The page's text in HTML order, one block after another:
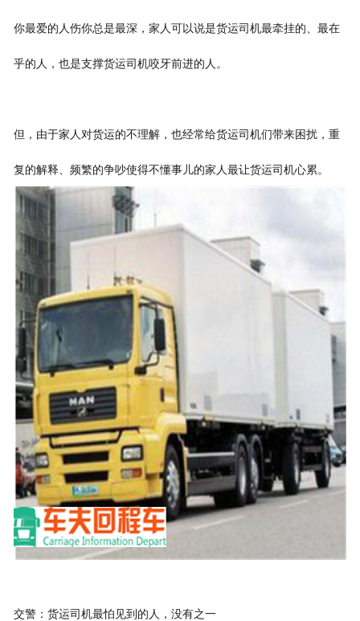
你最爱的人伤你总是最深，家人可以说是货运司机最牵挂的、最在
乎的人，也是支撑货运司机咬牙前进的人。
但，由于家人对货运的不理解，也经常给货运司机们带来困扰，重
复的解释、频繁的争吵使得不懂事儿的家人最让货运司机心累。
交警：货运司机最怕见到的人，没有之一